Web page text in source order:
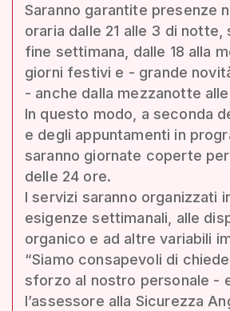
Saranno garantite presenze
oraria dalle 21 alle 3 di
fine settimana, dalle 18 alla
giorni festivi e - grande
- anche dalla mezzanotte
In questo modo, a seconda
e degli appuntamenti in
saranno giornate coperte
delle 24 ore.
I servizi saranno organizzati
esigenze settimanali, alle
organico e ad altre variabili
“Siamo consapevoli di
sforzo al nostro personale -
l’assessore alla Sicurezza